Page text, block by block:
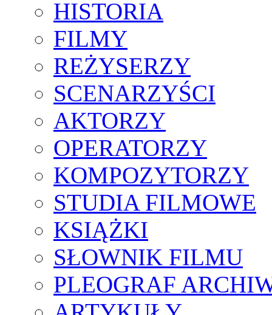
HISTORIA
FILMY
REŻYSERZY
SCENARZYŚCI
AKTORZY
OPERATORZY
KOMPOZYTORZY
STUDIA FILMOWE
KSIĄŻKI
SŁOWNIK FILMU
PLEOGRAF